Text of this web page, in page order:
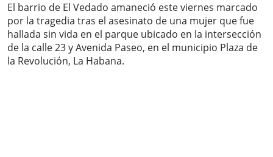
El barrio de El Vedado amaneció este viernes marcado
por la tragedia tras el asesinato de una mujer que fue
hallada sin vida en el parque ubicado en la intersección
de la calle 23 y Avenida Paseo, en el municipio Plaza de
la Revolución, La Habana.